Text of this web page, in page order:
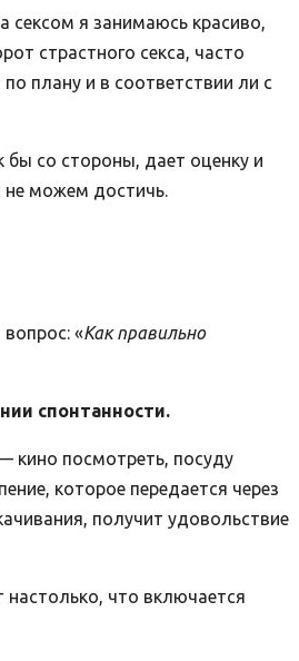
сексом я занимаюсь красиво,
страстного секса, часто
плану и в соответствии ли с
со стороны, дает оценку и
не можем достичь.
«Как правильно
спонтанности.
кино посмотреть, посуду
которое передается через
получит удовольствие
настолько, что включается